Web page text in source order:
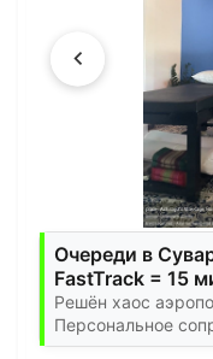
Очереди в
FastTrack = 15
Решён хаос
Персональное